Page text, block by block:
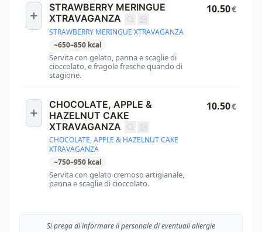
STRAWBERRY MERINGUE
XTRAVAGANZA
STRAWBERRY MERINGUE XTRAVAGANZA
~650–850 kcal
Servita con gelato, panna e scaglie di
cioccolato, e fragole fresche quando di
stagione.
10.50€
CHOCOLATE, APPLE &
HAZELNUT CAKE
XTRAVAGANZA
CHOCOLATE, APPLE & HAZELNUT CAKE
XTRAVAGANZA
~750–950 kcal
Servita con gelato cremoso artigianale,
panna e scaglie di cioccolato.
10.50€
Si prega di informare il personale di eventuali allergie